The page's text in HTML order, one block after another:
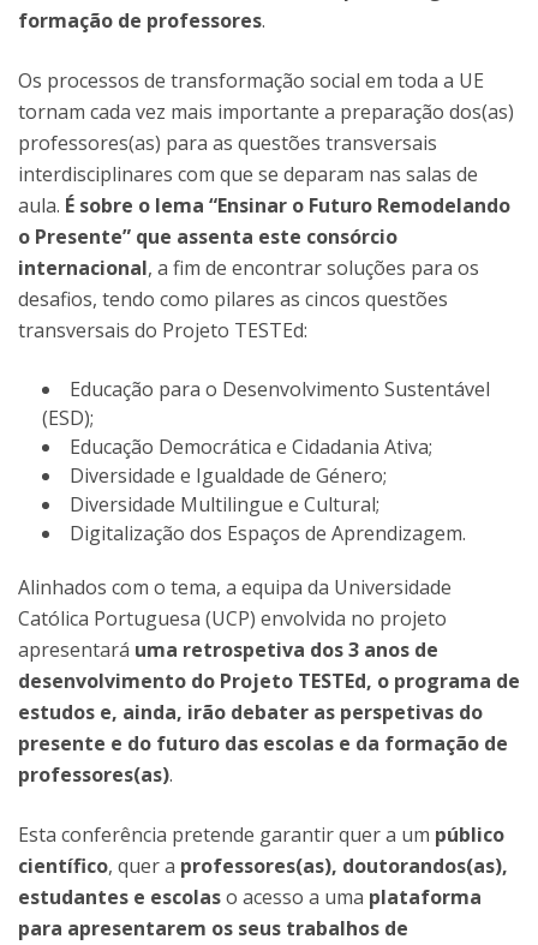
formação de professores.
Os processos de transformação social em toda a UE
tornam cada vez mais importante a preparação dos(as)
professores(as) para as questões transversais
interdisciplinares com que se deparam nas salas de
aula. É sobre o lema “Ensinar o Futuro Remodelando
o Presente” que assenta este consórcio
internacional, a fim de encontrar soluções para os
desafios, tendo como pilares as cincos questões
transversais do Projeto TESTEd:
Educação para o Desenvolvimento Sustentável
(ESD);
Educação Democrática e Cidadania Ativa;
Diversidade e Igualdade de Género;
Diversidade Multilingue e Cultural;
Digitalização dos Espaços de Aprendizagem.
Alinhados com o tema, a equipa da Universidade
Católica Portuguesa (UCP) envolvida no projeto
apresentará uma retrospetiva dos 3 anos de
desenvolvimento do Projeto TESTEd, o programa de
estudos e, ainda, irão debater as perspetivas do
presente e do futuro das escolas e da formação de
professores(as).
Esta conferência pretende garantir quer a um público
científico, quer a professores(as), doutorandos(as),
estudantes e escolaso acesso a uma plataforma
para apresentarem os seus trabalhos de